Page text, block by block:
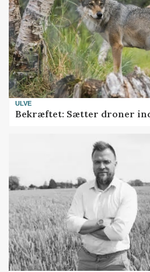
ULVE
Bekræftet: Sætter droner